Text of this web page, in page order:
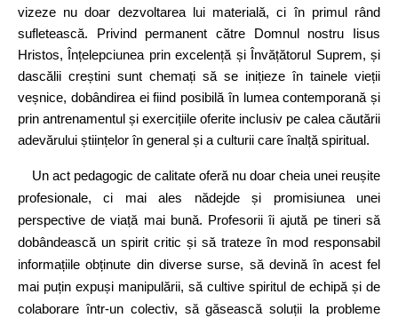
vizeze nu doar dezvoltarea lui materială, ci în primul rând
sufletească. Privind permanent către Domnul nostru Iisus
Hristos, Înțelepciunea prin excelență și Învățătorul Suprem, și
dascălii creștini sunt chemați să se inițieze în tainele vieții
veșnice, dobândirea ei fiind posibilă în lumea contemporană și
prin antrenamentul și exercițiile oferite inclusiv pe calea căutării
adevărului științelor în general și a culturii care înalță spiritual.
Un act pedagogic de calitate oferă nu doar cheia unei reușite
profesionale, ci mai ales nădejde și promisiunea unei
perspective de viață mai bună. Profesorii îi ajută pe tineri să
dobândească un spirit critic și să trateze în mod responsabil
informațiile obținute din diverse surse, să devină în acest fel
mai puțin expuși manipulării, să cultive spiritul de echipă și de
colaborare într‑un colectiv, să găsească soluții la probleme